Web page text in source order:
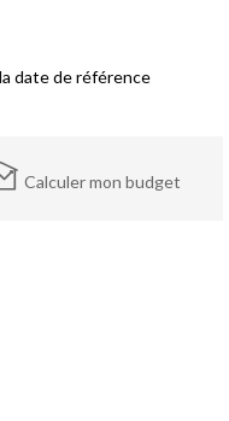
date de référence
Calculer mon budget